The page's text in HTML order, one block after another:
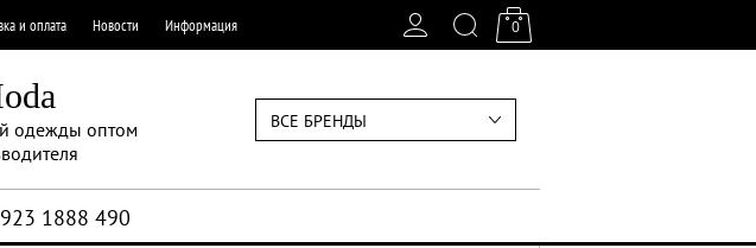
и оплата Новости Информация 0
ВСЕ БРЕНДЫ
одежды оптом
1888 490